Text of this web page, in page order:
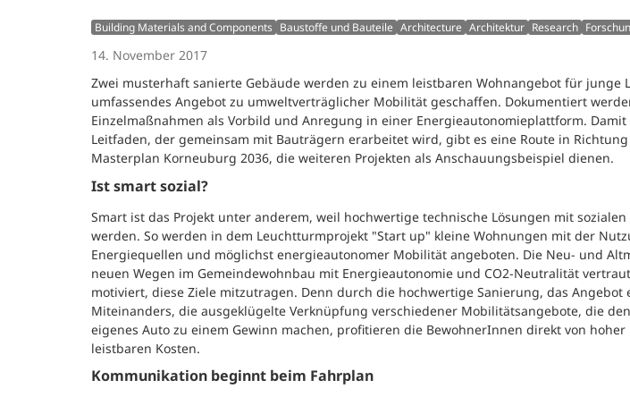
Building Materials and Components Baustoffe und Bauteile Architecture Architektur Research
14. November 2017
Zwei musterhaft sanierte Gebäude werden zu einem leistbaren Wohnangebot für junge
umfassendes Angebot zu umweltverträglicher Mobilität geschaffen. Dokumentiert
Einzelmaßnahmen als Vorbild und Anregung in einer Energieautonomieplattform.
Leitfaden, der gemeinsam mit Bauträgern erarbeitet wird, gibt es eine Route in
Masterplan Korneuburg 2036, die weiteren Projekten als Anschauungsbeispiel dienen.
Ist smart sozial?
Smart ist das Projekt unter anderem, weil hochwertige technische Lösungen mit
werden. So werden in dem Leuchtturmprojekt "Start up" kleine Wohnungen mit der
Energiequellen und möglichst energieautonomer Mobilität angeboten. Die Neu- und
neuen Wegen im Gemeindewohnbau mit Energieautonomie und CO2-Neutralität
motiviert, diese Ziele mitzutragen. Denn durch die hochwertige Sanierung, das Angebot
Miteinanders, die ausgeklügelte Verknüpfung verschiedener Mobilitätsangebote, die
eigenes Auto zu einem Gewinn machen, profitieren die BewohnerInnen direkt von
leistbaren Kosten.
Kommunikation beginnt beim Fahrplan